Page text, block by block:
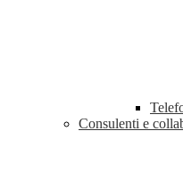
Consulenti e